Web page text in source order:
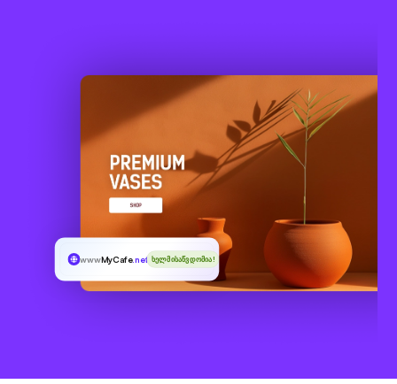
wwwMyCafe.net.inხელმისაწვდომია!